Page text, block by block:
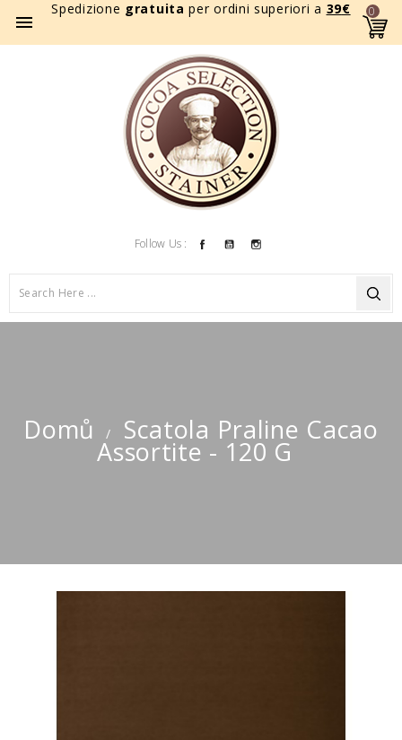
Spedizione gratuita per ordini superiori a 39€

0
Follow Us : FacebookYouTube
Domů Scatola Praline Cacao
Assortite - 120 G